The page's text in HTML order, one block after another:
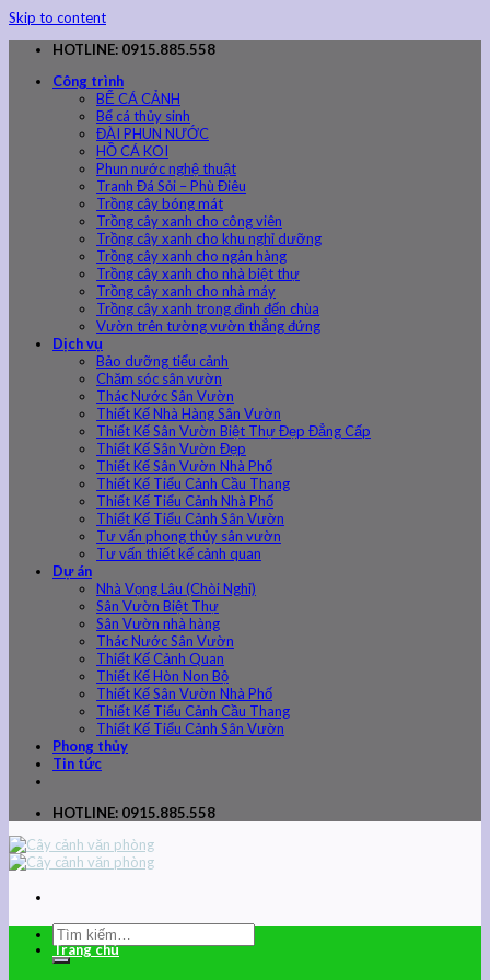
Skip to content
HOTLINE: 0915.885.558
Công trình
BỂ CÁ CẢNH
Bể cá thủy sinh
ĐÀI PHUN NƯỚC
HỒ CÁ KOI
Phun nước nghệ thuật
Tranh Đá Sỏi – Phù Điêu
Trồng cây bóng mát
Trồng cây xanh cho công viên
Trồng cây xanh cho khu nghỉ dưỡng
Trồng cây xanh cho ngân hàng
Trồng cây xanh cho nhà biệt thự
Trồng cây xanh cho nhà máy
Trồng cây xanh trong đình đến chùa
Vườn trên tường vườn thẳng đứng
Dịch vụ
Bảo dưỡng tiểu cảnh
Chăm sóc sân vườn
Thác Nước Sân Vườn
Thiết Kế Nhà Hàng Sân Vườn
Thiết Kế Sân Vườn Biệt Thự Đẹp Đẳng Cấp
Thiết Kế Sân Vườn Đẹp
Thiết Kế Sân Vườn Nhà Phố
Thiết Kế Tiểu Cảnh Cầu Thang
Thiết Kế Tiểu Cảnh Nhà Phố
Thiết Kế Tiểu Cảnh Sân Vườn
Tư vấn phong thủy sân vườn
Tư vấn thiết kế cảnh quan
Dự án
Nhà Vọng Lâu (Chòi Nghỉ)
Sân Vườn Biệt Thự
Sân Vườn nhà hàng
Thác Nước Sân Vườn
Thiết Kế Cảnh Quan
Thiết Kế Hòn Non Bộ
Thiết Kế Sân Vườn Nhà Phố
Thiết Kế Tiểu Cảnh Cầu Thang
Thiết Kế Tiểu Cảnh Sân Vườn
Phong thủy
Tin tức
HOTLINE: 0915.885.558
Trang chủ